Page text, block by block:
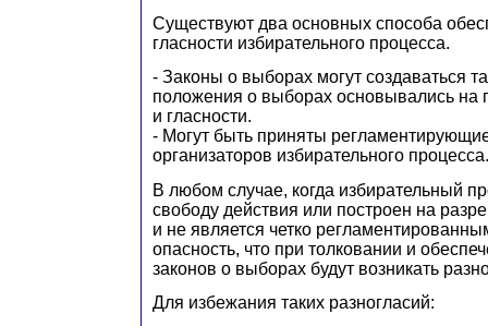
Существуют два основных способа
гласности избирательного процесса.
- Законы о выборах могут создаваться
положения о выборах основывались на
и гласности.
- Могут быть приняты
организаторов избирательного процесса.
В любом случае, когда избирательный
свободу действия или построен на
и не является четко
опасность, что при толковании и
законов о выборах будут возникать
Для избежания таких разногласий: